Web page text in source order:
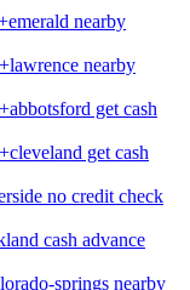
nearby
nearby
get cash
get cash
no credit check
cash advance
springs nearby